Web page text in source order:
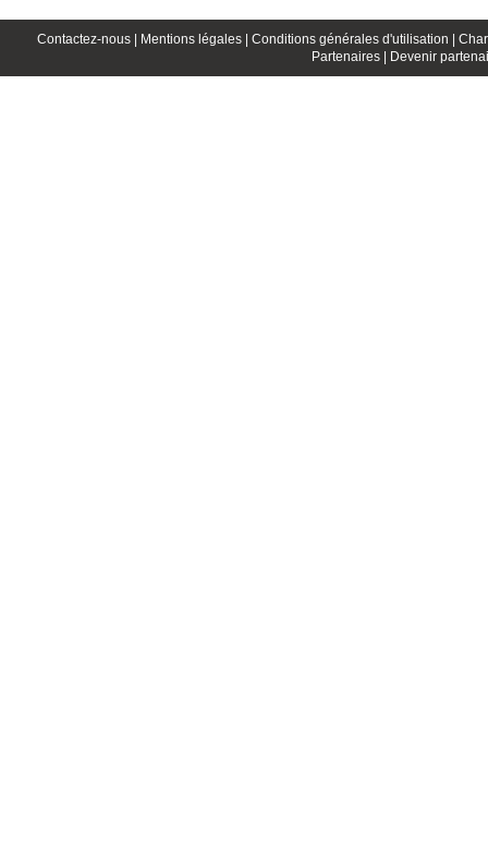
Contactez-nous | Mentions légales | Conditions générales d'utilisation |
Partenaires |
Devenir